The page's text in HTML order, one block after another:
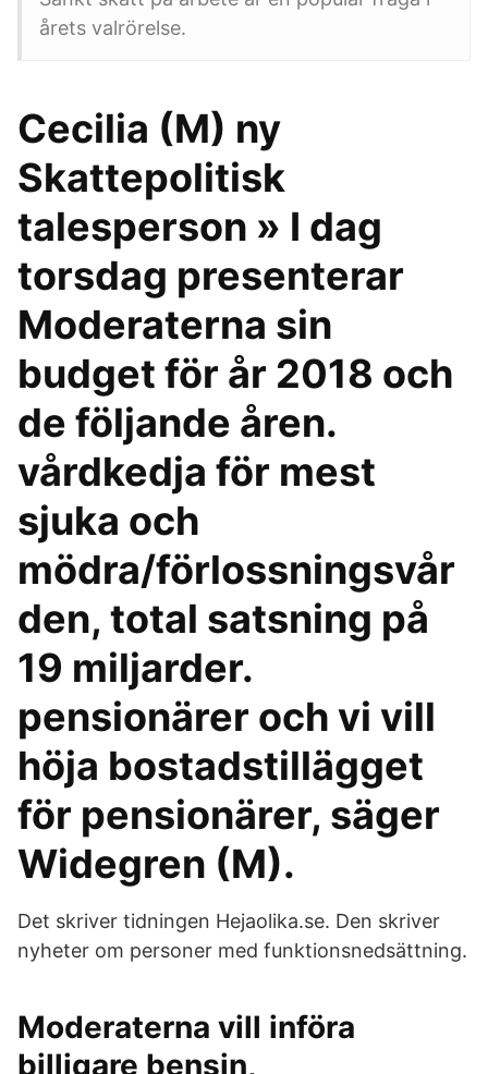
årets valrörelse.
Cecilia (M) ny
Skattepolitisk
talesperson » I dag
torsdag presenterar
Moderaterna sin
budget för år 2018 och
de följande åren.
vårdkedja för mest
sjuka och
mödra/förlossningsvår
den, total satsning på
19 miljarder.
pensionärer och vi vill
höja bostadstillägget
för pensionärer, säger
Widegren (M).
Det skriver tidningen Hejaolika.se. Den skriver
nyheter om personer med funktionsnedsättning.
Moderaterna vill införa
billigare bensin,